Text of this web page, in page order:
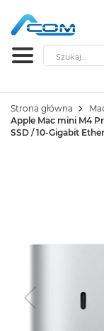
Szukaj
Strona główna
Apple Mac mini M4
SSD / 10-Gigabit